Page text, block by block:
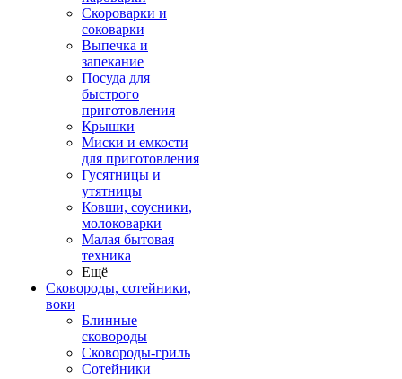
Скороварки и
соковарки
Выпечка и
запекание
Посуда для
быстрого
приготовления
Крышки
Миски и емкости
для приготовления
Гусятницы и
утятницы
Ковши, соусники,
молоковарки
Малая бытовая
техника
Ещё
Сковороды, сотейники,
воки
Блинные
сковороды
Сковороды-гриль
Сотейники